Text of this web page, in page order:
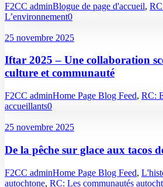
F2CC adminBlogue de page d'accueil,
L’environnement0
25 novembre 2025
Iftar 2025 – Une collaboration
culture et communauté
F2CC adminHome Page Blog Feed, RC:
accueillants0
25 novembre 2025
De la pêche sur glace aux tacos
F2CC adminHome Page Blog Feed,
autochtone, RC: Les communautés